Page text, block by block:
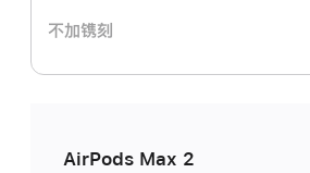
不加镌刻
AirPods Max 2